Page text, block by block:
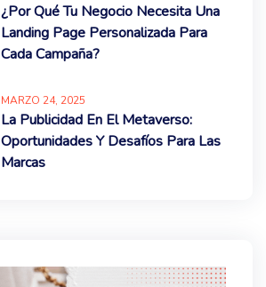
¿Por Qué Tu Negocio Necesita Una
Landing Page Personalizada Para
Cada Campaña?
MARZO 24, 2025
La Publicidad En El Metaverso:
Oportunidades Y Desafíos Para Las
Marcas